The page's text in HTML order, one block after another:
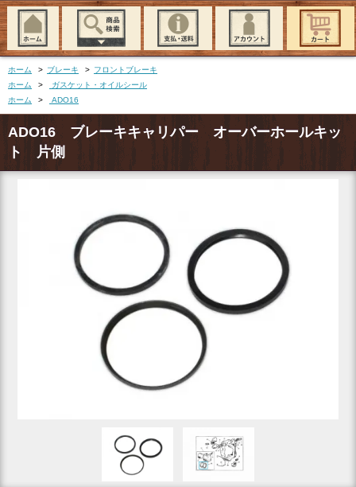
ホーム > ブレーキ > フロントブレーキ
ホーム
>
ガスケット・オイルシール
ホーム
> ADO16
ADO16 ブレーキキャリパー オーバーホールキッ
ト 片側